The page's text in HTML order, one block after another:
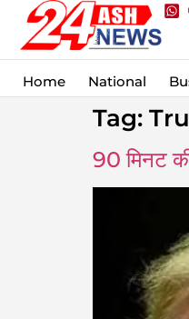
Home National
Tag:
90 मिनट